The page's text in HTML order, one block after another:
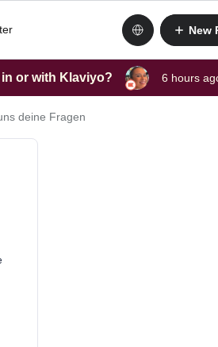
New
or with Klaviyo? 6 hours
deine Fragen